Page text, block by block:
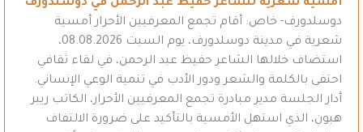
أمسية شعرية للشاعر حفيظ عبد الرحمن في دوسلدورف
دوسلدورف- خاص: أقام تجمع المعرفيين الأحرار أمسية
شعرية في مدينة دوسلدورف، يوم السبت 08.08.2026،
استضاف خلالها الشاعر حفيظ عبد الرحمن، في لقاء ثقافي
احتفى بالكلمة والشعر ودور الأدب في تنمية الوعي الإنساني.
أدار الجلسة مدير مبادرة تجمع المعرفيين الأحرار، الكاتب ريبر
هبون، الذي استهل الأمسية بالتأكيد على ضرورة الالتفاف